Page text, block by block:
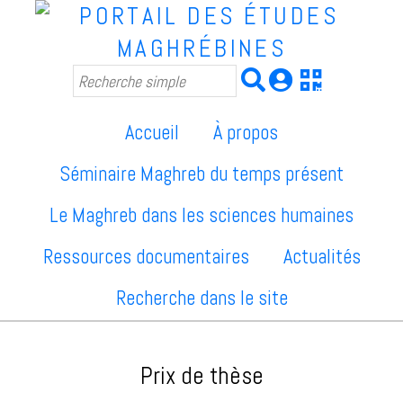
Accueil
À propos
Séminaire Maghreb du temps présent
Le Maghreb dans les sciences humaines
Ressources documentaires
Actualités
Recherche dans le site
Prix de thèse